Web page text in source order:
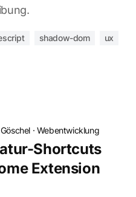
shadow-dom
ux
· Webentwicklung
Shortcuts
Extension